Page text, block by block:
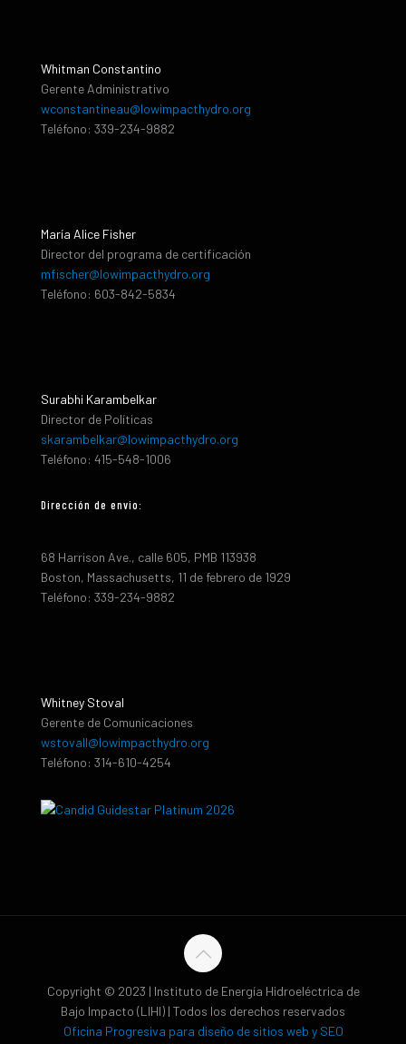
Whitman Constantino
Gerente Administrativo
wconstantineau@lowimpacthydro.org
Teléfono: 339-234-9882
María Alice Fisher
Director del programa de certificación
mfischer@lowimpacthydro.org
Teléfono: 603-842-5834
Surabhi Karambelkar
Director de Políticas
skarambelkar@lowimpacthydro.org
Teléfono: 415-548-1006
Dirección de envio:
68 Harrison Ave., calle 605, PMB 113938
Boston, Massachusetts, 11 de febrero de 1929
Teléfono: 339-234-9882
Whitney Stoval
Gerente de Comunicaciones
wstovall@lowimpacthydro.org
Teléfono: 314-610-4254
Copyright © 2023 | Instituto de Energía Hidroeléctrica de
Bajo Impacto (LIHI) | Todos los derechos reservados
Oficina Progresiva para diseño de sitios web y SEO